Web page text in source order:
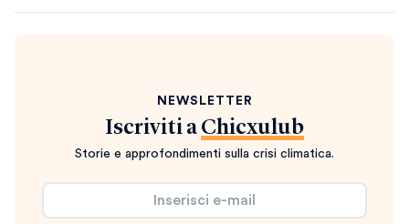
NEWSLETTER
Iscriviti a Chicxulub
Storie e approfondimenti sulla crisi climatica.